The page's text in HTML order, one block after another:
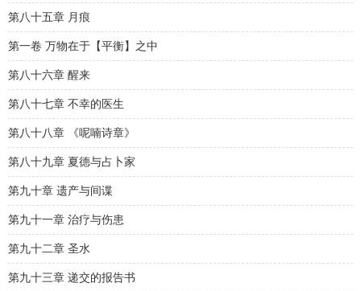
第八十五章 月痕
第一卷 万物在于【平衡】之中
第八十六章 醒来
第八十七章 不幸的医生
第八十八章 《呢喃诗章》
第八十九章 夏德与占卜家
第九十章 遗产与间谍
第九十一章 治疗与伤患
第九十二章 圣水
第九十三章 递交的报告书